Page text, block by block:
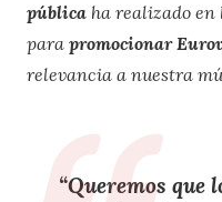
pública ha realizado en
para promocionar
relevancia a nuestra
“Queremos que